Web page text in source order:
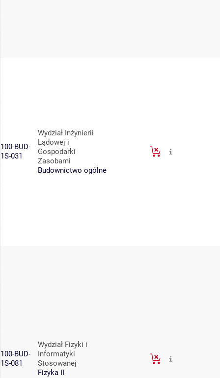
100-BUD-
1S-031
Wydział Inżynierii
Lądowej i
Gospodarki
Zasobami
Budownictwo ogólne
100-BUD-
1S-081
Wydział Fizyki i
Informatyki
Stosowanej
Fizyka II